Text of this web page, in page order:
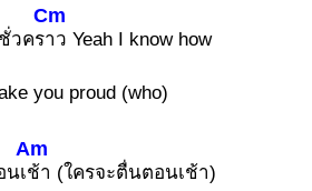
วคร
Cm
าว Yeah I know how
you proud (who)
เ
Am
ช้า (ใครจะตื่นตอนเช้า)